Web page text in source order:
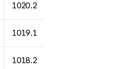
1020.2
1019.1
1018.2